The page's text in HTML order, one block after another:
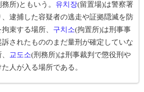
務所)ともいう。 유치장(留置場)は警察署
逮捕した容疑者の逃走や証拠隠滅を防
束する場所、 구치소(拘置所)は刑事事
されたもののまだ量刑が確定していな
교도소(刑務所)は刑事裁判で懲役刑や
人が入る場所である。